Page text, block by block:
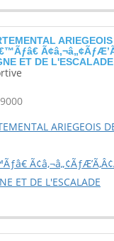
ET DE
ARIEGEOIS
ET DE L'ESCALADE